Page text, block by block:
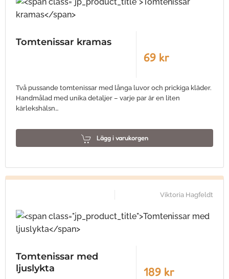
Tomtenissar kramas
69 kr
Två pussande tomtenissar med långa luvor och prickiga kläder.
Handmålad med unika detaljer – varje par är en liten
kärlekshälsn…
Lägg i varukorgen
Viktoria Hagfeldt
Tomtenissar med
ljuslykta
189 kr